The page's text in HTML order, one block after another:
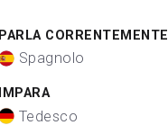
PARLA CORRENTEMENTE
Spagnolo
IMPARA
Tedesco